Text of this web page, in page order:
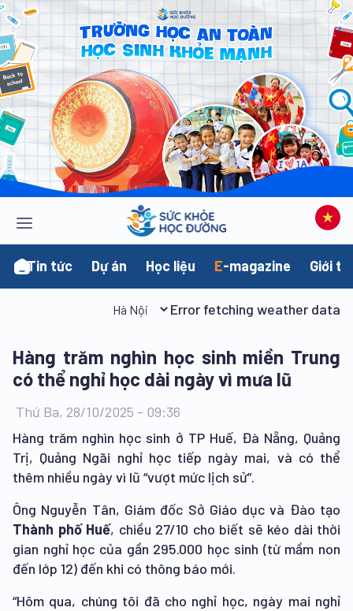
Tin tức Dự án Học liệu E-magazine Giới
Error fetching weather data
Hàng trăm nghìn học sinh miền Trung
có thể nghỉ học dài ngày vì mưa lũ
Thứ Ba, 28/10/2025 - 09:36
Hàng trăm nghìn học sinh ở TP Huế, Đà Nẵng, Quảng
Trị, Quảng Ngãi nghỉ học tiếp ngày mai, và có thể
thêm nhiều ngày vì lũ “vượt mức lịch sử”.
Ông Nguyễn Tân, Giám đốc Sở Giáo dục và Đào tạo
Thành phố Huế, chiều 27/10 cho biết sẽ kéo dài thời
gian nghỉ học của gần 295.000 học sinh (từ mầm non
đến lớp 12) đến khi có thông báo mới.
“Hôm qua, chúng tôi đã cho nghỉ học, ngày mai nghỉ